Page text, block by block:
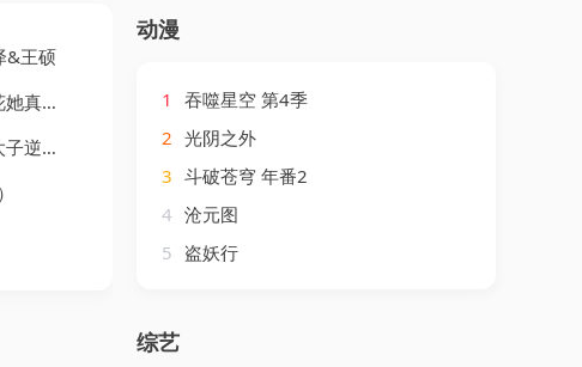
&王硕
张笑颜
短剧
动漫
1
吞噬星空 第4季
2 光阴之外
3 斗破苍穹 年番2
4 沧元图
5 盗妖行
综艺